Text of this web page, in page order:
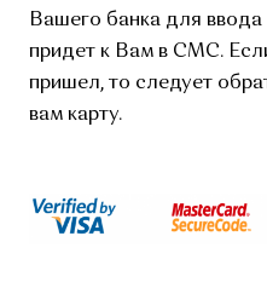
Вашего банка для
придет к Вам в СМС.
пришел, то следует
вам карту.